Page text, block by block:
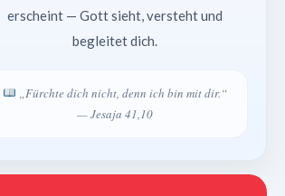
erscheint — Gott sieht, versteht und
begleitet dich.
„Fürchte dich nicht, denn ich bin mit dir.“
— Jesaja 41,10